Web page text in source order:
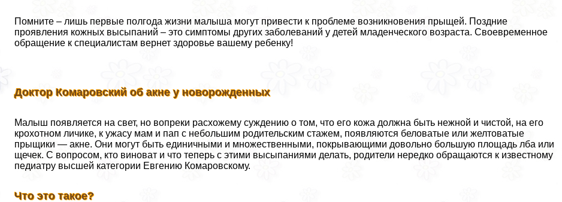
Помните – лишь первые полгода жизни малыша могут привести к проблеме возникновения прыщей. Поздние
проявления кожных высыпаний – это симптомы других заболеваний у детей младенческого возраста. Своевременное
обращение к специалистам вернет здоровье вашему ребенку!
Доктор Комаровский об акне у новорожденных
Малыш появляется на свет, но вопреки расхожему суждению о том, что его кожа должна быть нежной и чистой, на его
крохотном личике, к ужасу мам и пап с небольшим родительским стажем, появляются беловатые или желтоватые
прыщики — акне. Они могут быть единичными и множественными, покрывающими довольно большую площадь лба или
щечек. С вопросом, кто виноват и что теперь с этими высыпаниями делать, родители нередко обращаются к известному
педиатру высшей категории Евгению Комаровскому.
Что это такое?